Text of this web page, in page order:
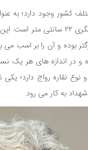
کشور وجود دارد؛ به
دیگری است تشکیل شده و قطر
بوده و آن را بر اسب
دو نوع نقاره رواج
به کار می رود.